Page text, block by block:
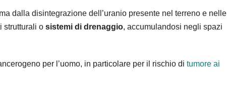
dalla disintegrazione dell’uranio presente nel terreno e nelle
strutturali o sistemi di drenaggio, accumulandosi negli spazi
per l’uomo, in particolare per il rischio di tumore ai